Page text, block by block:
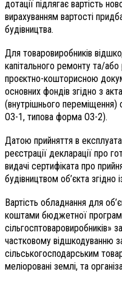
дотації підлягає вартість
вирахуванням вартості
будівництва.
Для товаровиробників
капітального ремонту та/або
проєктно-кошторисною
основних фондів згідно з
(внутрішнього переміщення)
ОЗ-1, типова форма ОЗ-2).
Датою прийняття в
реєстрації декларації про
видачі сертифіката про
будівництвом об’єкта згідно
Вартість обладнання для
коштами бюджетної
сільгосптоваровиробників»
частковому відшкодуванню
сільськогосподарським
меліоровані землі, та